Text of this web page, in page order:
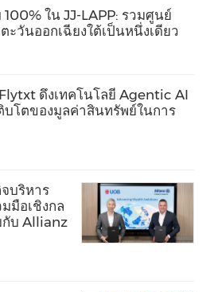
ใน JJ-LAPP: รวมศูนย์
ะวันออกเฉียงใต้เป็นหนึ่งเดียว
ดึงเทคโนโลยี Agentic AI
บโตของมูลค่าสินทรัพย์ในการ
บริหาร
มือเชิงกล
บ Allianz